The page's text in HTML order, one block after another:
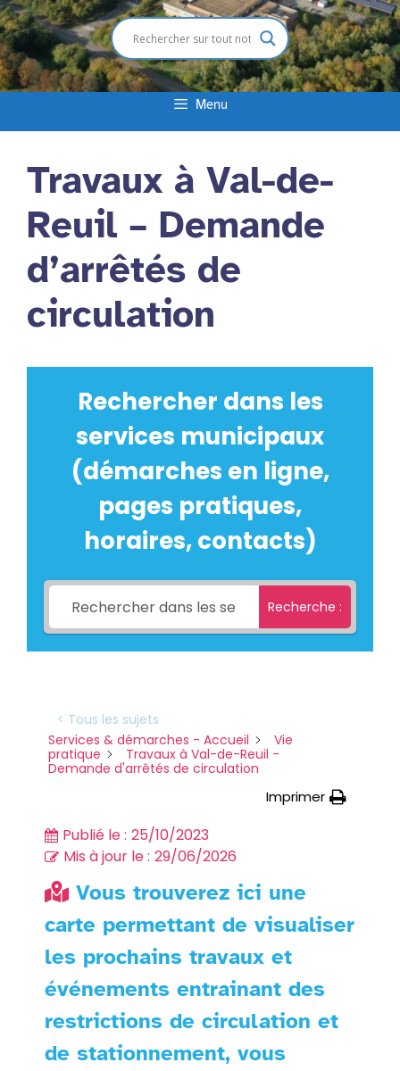
Menu
Travaux à Val-de-
Reuil – Demande
d’arrêtés de
circulation
Rechercher dans les
services municipaux
(démarches en ligne,
pages pratiques,
horaires, contacts)
Recherche :
< Tous les sujets
Services & démarches - Accueil
Vie
pratique
Travaux à Val-de-Reuil -
Demande d'arrêtés de circulation
Imprimer
Publié le : 25/10/2023
Mis à jour le : 29/06/2026
Vous trouverez ici une
carte permettant de visualiser
les prochains travaux et
événements entrainant des
restrictions de circulation et
de stationnement, vous